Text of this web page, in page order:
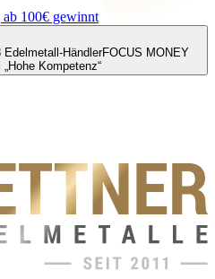
ab 100€ gewinnt
Edelmetall-HändlerFOCUS MONEY
„Hohe Kompetenz“